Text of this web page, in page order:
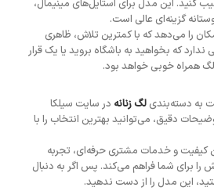
کنید. این مدل برای استایل‌های مینیمال،
گزینه‌ای عالی است.
را می‌دهد که با کمترین تلاش، ظاهری
که بخواهید به باشگاه بروید یا یک قرار
همراه خوبی خواهد بود.
به دسته‌بندی لگ زنانه در سایت سیلکا
دقیق، می‌توانید بهترین انتخاب را با
کیفیت و خدمات مشتری حرفه‌ای، تجربه
برای شما فراهم می‌کند. پس اگر به دنبال
این مدل را از دست ندهید.